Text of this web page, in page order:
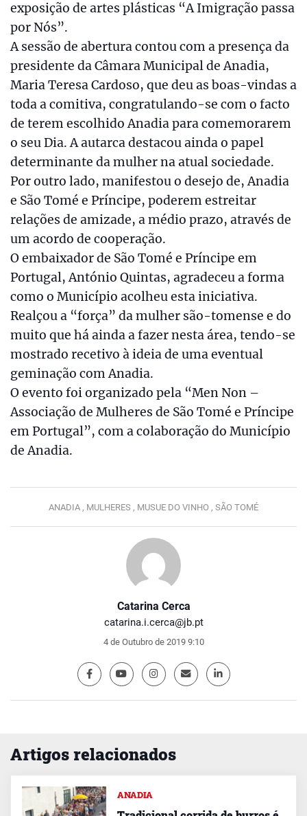
Catarina Cerca
catarina.i.cerca@jb.pt
4 de Outubro de 2019 9:10
exposição de artes plásticas “A Imigração passa
por Nós”.
A sessão de abertura contou com a presença da
presidente da Câmara Municipal de Anadia,
Maria Teresa Cardoso, que deu as boas-vindas a
toda a comitiva, congratulando-se com o facto
de terem escolhido Anadia para comemorarem
o seu Dia. A autarca destacou ainda o papel
determinante da mulher na atual sociedade.
Por outro lado, manifestou o desejo de, Anadia
e São Tomé e Príncipe, poderem estreitar
relações de amizade, a médio prazo, através de
um acordo de cooperação.
O embaixador de São Tomé e Príncipe em
Portugal, António Quintas, agradeceu a forma
como o Município acolheu esta iniciativa.
Realçou a “força” da mulher são-tomense e do
muito que há ainda a fazer nesta área, tendo-se
mostrado recetivo à ideia de uma eventual
geminação com Anadia.
O evento foi organizado pela “Men Non –
Associação de Mulheres de São Tomé e Príncipe
em Portugal”, com a colaboração do Município
de Anadia.
ANADIA , MULHERES , MUSUE DO VINHO , SÃO TOMÉ
Artigos relacionados
ANADIA